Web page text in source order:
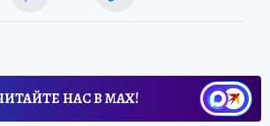
НАС В МАХ!